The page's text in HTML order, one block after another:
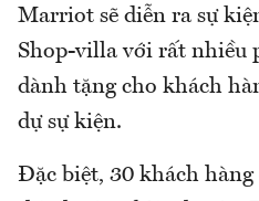
Marriot sẽ diễn ra sự
Shop-villa với rất nhiều
dành tặng cho khách
dự sự kiện.
Đặc biệt, 30 khách